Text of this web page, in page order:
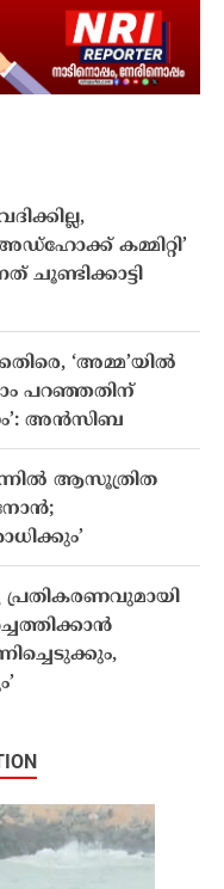
കമ്മിറ്റി’
ചൂണ്ടിക്കാട്ടി
‘അമ്മ’യിൽ
ടോം പറഞ്ഞതിന്
അന്‍സിബ
ആസൂത്രിത